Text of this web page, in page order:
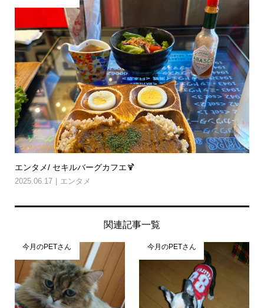
エンタメ/ セキルバーグカフエ🍹
2025.06.17 エンタメ
関連記事一覧
今月のPETさん 今月のPETさん